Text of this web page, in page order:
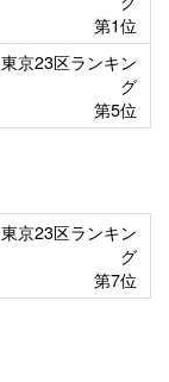
第1位
東京23区ランキン
グ
第5位
東京23区ランキン
グ
第7位